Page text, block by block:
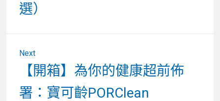
選）
Next
Next
post:
【開箱】為你的健康超前佈
署：寶可齡PORClean